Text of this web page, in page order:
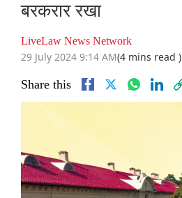
बरकरार रखा
LiveLaw News Network
29 July 2024 9:14 AM(4 mins read )
Share this